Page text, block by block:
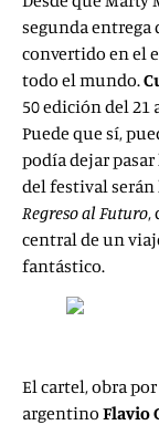
segunda entrega
convertido en el
todo el mundo.
50 edición del 21
Puede que sí,
podía dejar
del festival serán
Regreso al Futuro,
central de un
fantástico.
El cartel, obra
argentino Flavio